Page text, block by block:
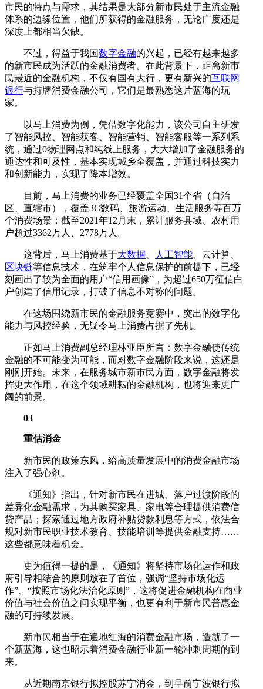
市民的特点与需求，其结果是大部分新市民处于主流金融
体系的边缘位置，他们所获得的金融服务，无论广度还是
深度上都相当欠缺。
不过，得益于我国数字金融的兴起，已经有越来越多
的新市民成为活跃的金融消费者。在此背景下，距离新市
民最近的金融机构，不仅有国有大行，更有新兴的互联网
银行与持牌消费金融公司，它们是最熟悉这片蓝海的玩
家。
以马上消费为例，凭借数字化能力，该公司自主研发
了智能风控、智能获客、智能营销、智能客服等一系列系
统，通过0物理网点和纯线上服务，大大增加了金融服务的
通达性和可及性，基本实现城乡全覆盖，并通过科技实力
和创新能力，实现了降本增效。
目前，马上消费的业务已经覆盖全国31个省（自治
区、直辖市），覆盖3C数码、旅游运动、生活服务等百万
个消费场景；截至2021年12月末，累计服务县域、农村用
户超过3362万人、2778万人。
这背后，马上消费基于大数据 人工智能 、云计算、
区块链等信息技术，在筑牢个人信息保护的前提下，已经
刻画出了较为全面的用户“信用画像”，为超过650万征信白
户创建了信用记录，打破了信息不对称的问题。
在这场围绕新市民的金融服务竞赛中，突出的数字化
能力与风控经验，无疑令马上消费占据了先机。
正如马上消费副总经理林亚臣所言：数字金融使传统
金融的不可能变为可能，而对数字金融阶段来说，这还是
刚刚开始。未来，在服务城市新市民方面，数字金融将发
挥更大作用，在这个领域耕耘的金融机构，也将迎来更广
阔的前景。
03
重估消金
新市民的政策东风，给高质量发展中的消费金融市场
注入了强心剂。
《通知》指出，针对新市民在进城、落户过渡阶段的
差异化金融需求，为其购买家具、家电等合理提供消费信
贷产品；探索通过地方政府补贴贷款利息等方式，依法合
规对新市民职业技术教育、技能培训等提供金融支持……
这些都意味着机会。
更为值得一提的是，《通知》将坚持市场化运作和政
府引导相结合的原则放在了首位，强调“坚持市场化运
作”、“按照市场化法治化原则”，这将促进金融机构在商业
价值与社会价值之间实现平衡，也更有利于新市民普惠金
融的可持续发展。
新市民相当于在遍地红海的消费金融市场，造就了一
个新蓝海，这也昭示着消费金融行业新一轮冲刺周期的到
来。
从近期南京银行拟控股苏宁消金，到早前宁波银行拟